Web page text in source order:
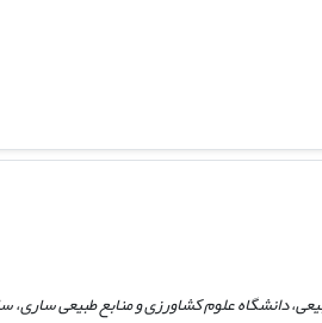
دانشگاه علوم کشاورزی و منابع طبیعی ساری،